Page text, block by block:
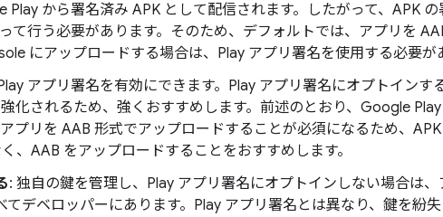
Play から署名済み APK として配信されます。したがって、APK の
て行う必要があります。そのため、デフォルトでは、アプリを
にアップロードする場合は、Play アプリ署名を使用する必要が
アプリ署名を有効にできます。Play アプリ署名にオプトインす
化されるため、強くおすすめします。前述のとおり、Google
プリを AAB 形式でアップロードすることが必須になるため、
、AAB をアップロードすることをおすすめします。
: 独自の鍵を管理し、Play アプリ署名にオプトインしない場合は
てデベロッパーにあります。Play アプリ署名とは異なり、鍵を紛